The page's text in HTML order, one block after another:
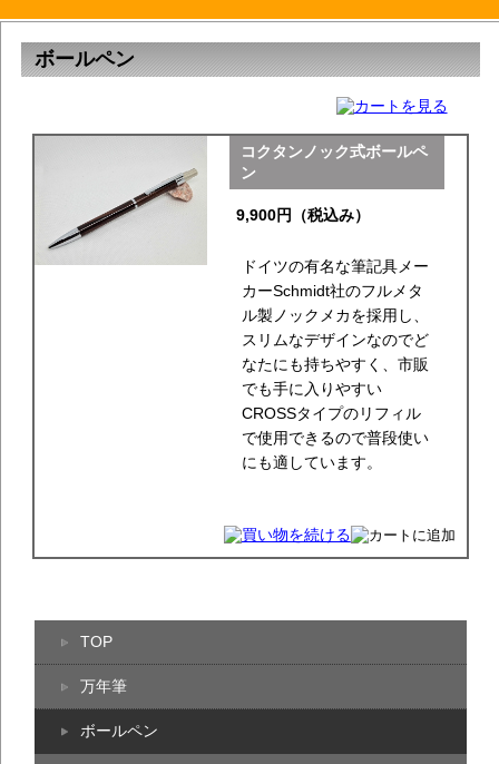
ボールペン
コクタンノック式ボールペ
ン
9,900円（税込み）
ドイツの有名な筆記具メー
カーSchmidt社のフルメタ
ル製ノックメカを採用し、
スリムなデザインなのでど
なたにも持ちやすく、市販
でも手に入りやすい
CROSSタイプのリフィル
で使用できるので普段使い
にも適しています。
TOP
万年筆
ボールペン